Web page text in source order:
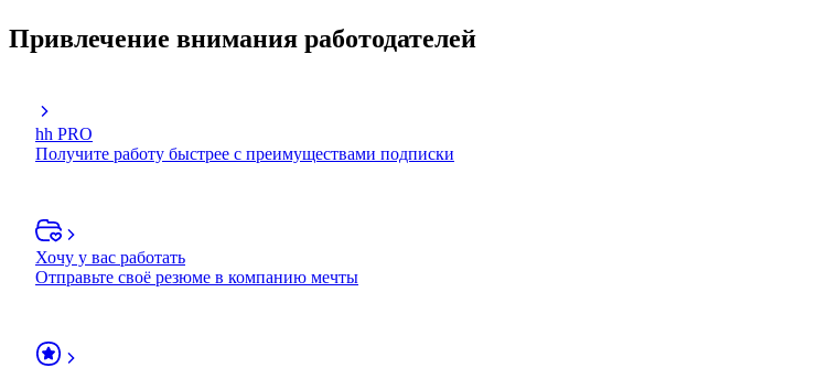
Привлечение внимания работодателей
hh PRO
Получите работу быстрее с преимуществами подписки
Хочу у вас работать
Отправьте своё резюме в компанию мечты